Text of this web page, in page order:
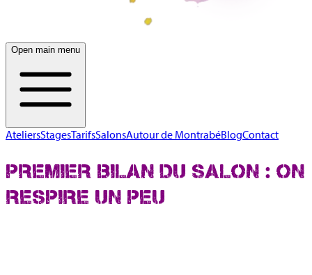
Open main menu
AteliersStagesTarifsSalonsAutour de MontrabéBlogContact
PREMIER BILAN DU SALON : ON
RESPIRE UN PEU